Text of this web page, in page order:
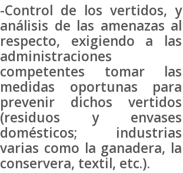
-Control de los vertidos, y
análisis de las amenazas al
respecto, exigiendo a las
administraciones
competentes tomar las
medidas oportunas para
prevenir dichos vertidos
(residuos y envases
domésticos; industrias
varias como la ganadera, la
conservera, textil, etc.).